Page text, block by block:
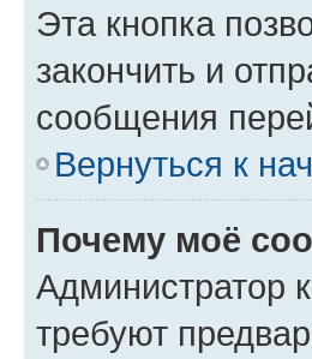
Эта кнопка
закончить и
сообщения
Вернуться к
Почему моё
Администратор
требуют